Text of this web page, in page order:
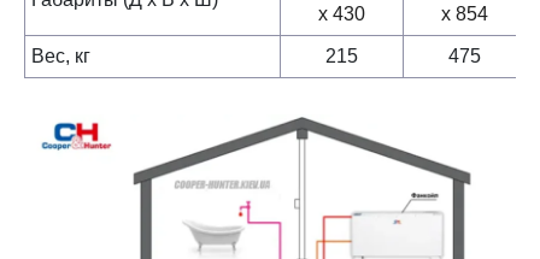
х 430 х 854
Вес, кг 215 475